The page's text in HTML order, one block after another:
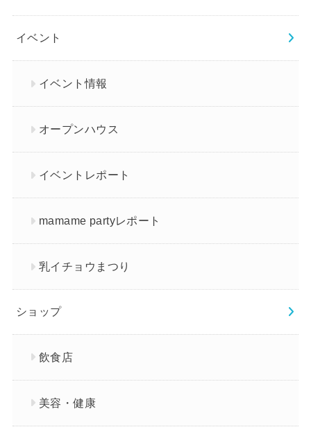
イベント
イベント情報
オープンハウス
イベントレポート
mamame partyレポート
乳イチョウまつり
ショップ
飲食店
美容・健康